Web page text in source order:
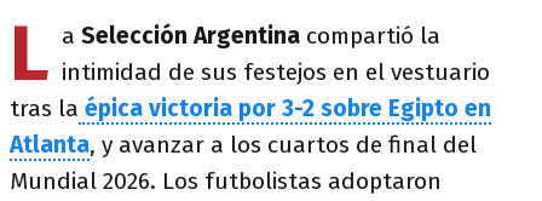
L a Selección Argentina compartió la
intimidad de sus festejos en el vestuario
tras la épica victoria por 3-2 sobre Egipto en
Atlanta, y avanzar a los cuartos de final del
Mundial 2026. Los futbolistas adoptaron